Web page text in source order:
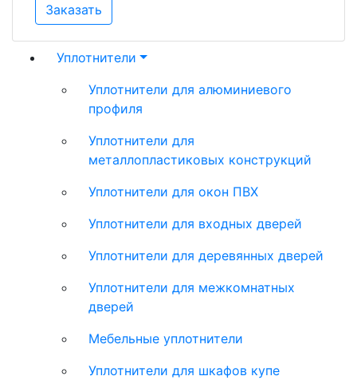
Заказать
Уплотнители
Уплотнители для алюминиевого
профиля
Уплотнители для
металлопластиковых конструкций
Уплотнители для окон ПВХ
Уплотнители для входных дверей
Уплотнители для деревянных дверей
Уплотнители для межкомнатных
дверей
Мебельные уплотнители
Уплотнители для шкафов купе